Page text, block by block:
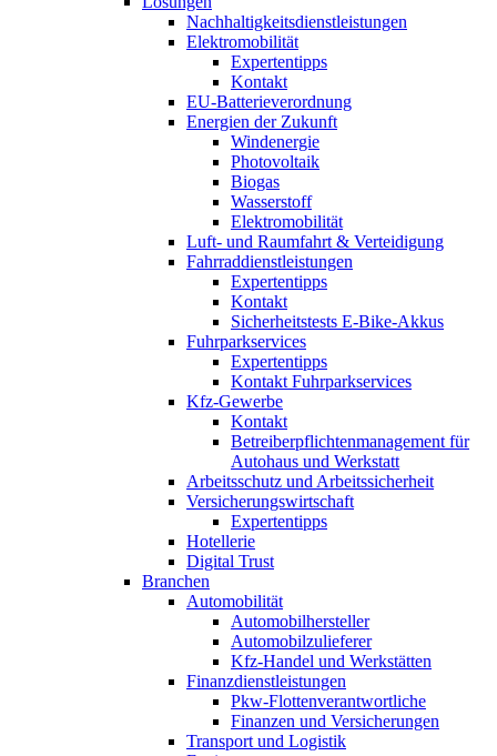
Nachhaltigkeitsdienstleistungen
Elektromobilität
Expertentipps
Kontakt
EU-Batterieverordnung
Energien der Zukunft
Windenergie
Photovoltaik
Biogas
Wasserstoff
Elektromobilität
Luft- und Raumfahrt & Verteidigung
Fahrraddienstleistungen
Expertentipps
Kontakt
Sicherheitstests E-Bike-Akkus
Fuhrparkservices
Expertentipps
Kontakt Fuhrparkservices
Kfz-Gewerbe
Kontakt
Betreiberpflichtenmanagement für
Autohaus und Werkstatt
Arbeitsschutz und Arbeitssicherheit
Versicherungswirtschaft
Expertentipps
Hotellerie
Digital Trust
Branchen
Automobilität
Automobilhersteller
Automobilzulieferer
Kfz-Handel und Werkstätten
Finanzdienstleistungen
Pkw‑Flottenverantwortliche
Finanzen und Versicherungen
Transport und Logistik